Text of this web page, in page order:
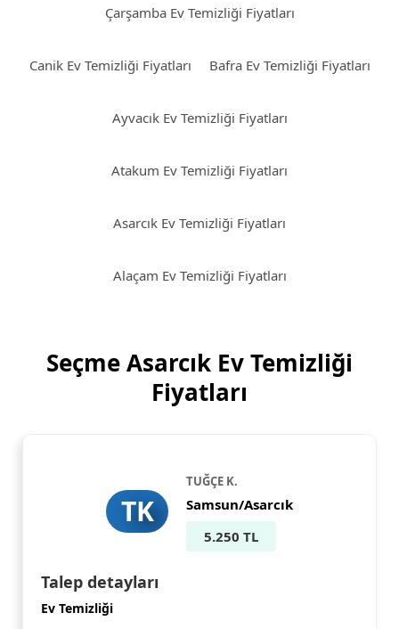
Çarşamba Ev Temizliği Fiyatları
Canik Ev Temizliği Fiyatları Bafra Ev Temizliği Fiyatları
Ayvacık Ev Temizliği Fiyatları
Atakum Ev Temizliği Fiyatları
Asarcık Ev Temizliği Fiyatları
Alaçam Ev Temizliği Fiyatları
Seçme Asarcık Ev Temizliği
Fiyatları
TK
TUĞÇE K.
Samsun/Asarcık
5.250 TL
Talep detayları
Ev Temizliği